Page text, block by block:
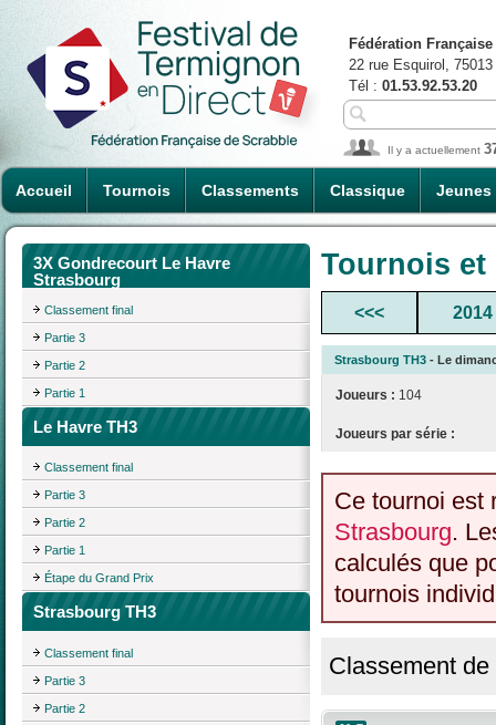
Accueil Tournois Classements Classique Jeunes
Fédération
22 rue Esquirol,
Tél : 01.53.92.53.20
Il y a actuellement
3X Gondrecourt Le Havre
Strasbourg
Classement final
Partie 3
Partie 2
Partie 1
Le Havre TH3
Classement final
Partie 3
Partie 2
Partie 1
Étape du Grand Prix
Strasbourg TH3
Classement final
Partie 3
Partie 2
Tournois
<<< 2014
Strasbourg TH3 - Le
Joueurs : 104
Joueurs par série :
Ce tournoi est
Strasbourg.
calculés que
tournois
Classement